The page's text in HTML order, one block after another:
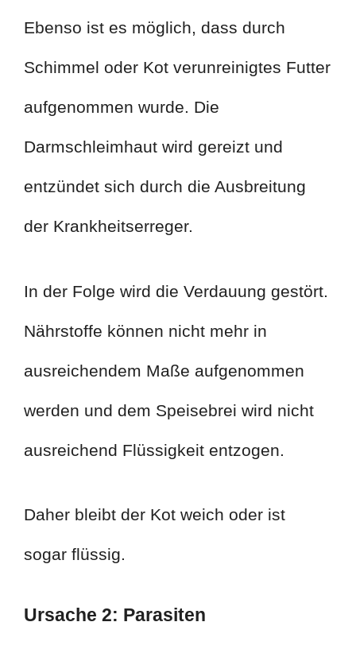
Ebenso ist es möglich, dass durch
Schimmel oder Kot verunreinigtes Futter
aufgenommen wurde. Die
Darmschleimhaut wird gereizt und
entzündet sich durch die Ausbreitung
der Krankheitserreger.
In der Folge wird die Verdauung gestört.
Nährstoffe können nicht mehr in
ausreichendem Maße aufgenommen
werden und dem Speisebrei wird nicht
ausreichend Flüssigkeit entzogen.
Daher bleibt der Kot weich oder ist
sogar flüssig.
Ursache 2: Parasiten